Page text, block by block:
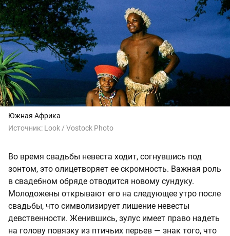
Южная Африка
Источник: Look / Vostock Photo
Во время свадьбы невеста ходит, согнувшись под
зонтом, это олицетворяет ее скромность. Важная роль
в свадебном обряде отводится новому сундуку.
Молодожены открывают его на следующее утро после
свадьбы, что символизирует лишение невесты
девственности. Женившись, зулус имеет право надеть
на голову повязку из птичьих перьев — знак того, что